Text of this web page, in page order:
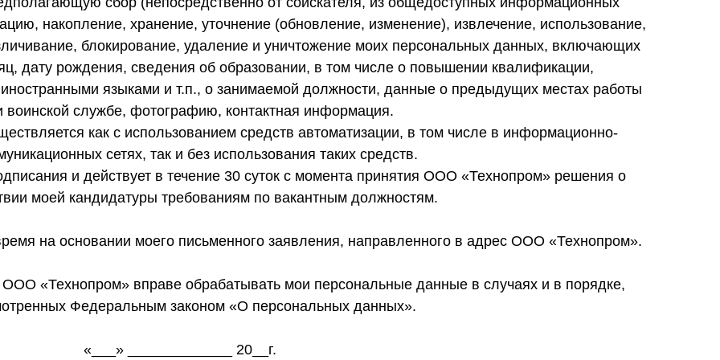
накопление, хранение, уточнение (обновление, изменение), извлечение, использование,
блокирование, удаление и уничтожение моих персональных данных, включающих
дату рождения, сведения об образовании, в том числе о повышении квалификации,
языками и т.п., о занимаемой должности, данные о предыдущих местах работы
воинской службе, фотографию, контактная информация.
как с использованием средств автоматизации, в том числе в информационно-
сетях, так и без использования таких средств.
и действует в течение 30 суток с момента принятия ООО «Технопром» решения о
моей кандидатуры требованиям по вакантным должностям.
на основании моего письменного заявления, направленного в адрес ООО «Технопром».
«Технопром» вправе обрабатывать мои персональные данные в случаях и в порядке,
Федеральным законом «О персональных данных».
«___» _____________ 20__г.